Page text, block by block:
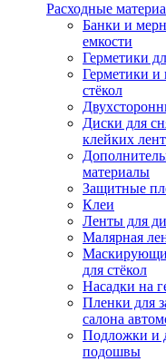
Расходные
Банки и
емкости
Герметики
Герметики и
стёкол
Диски для
клейких лент
материалы
Защитные
Клеи
Ленты для
Малярная
для стёкол
Насадки на
Пленки для
салона
Подложки и
подошвы